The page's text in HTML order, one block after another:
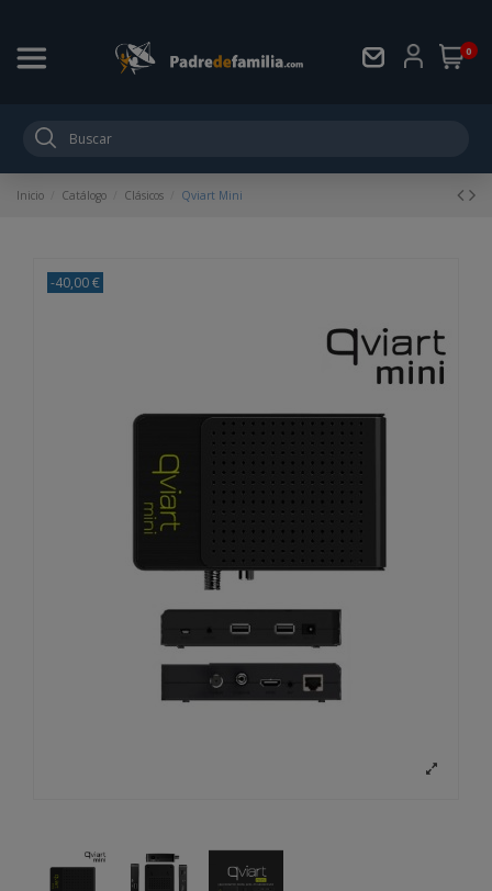
0
Inicio Catálogo Clásicos Qviart Mini
-40,00 €